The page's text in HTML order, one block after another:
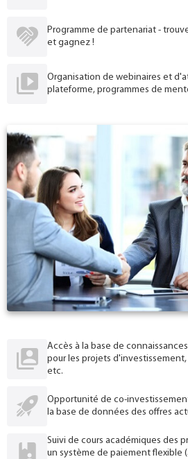
Programme de partenariat -
et gagnez !
Organisation de webinaires et
plateforme, programmes de
Accès à la base de
pour les projets
etc.
Opportunité de co-
la base de données des offres
Suivi de cours académiques des
un système de paiement flexible